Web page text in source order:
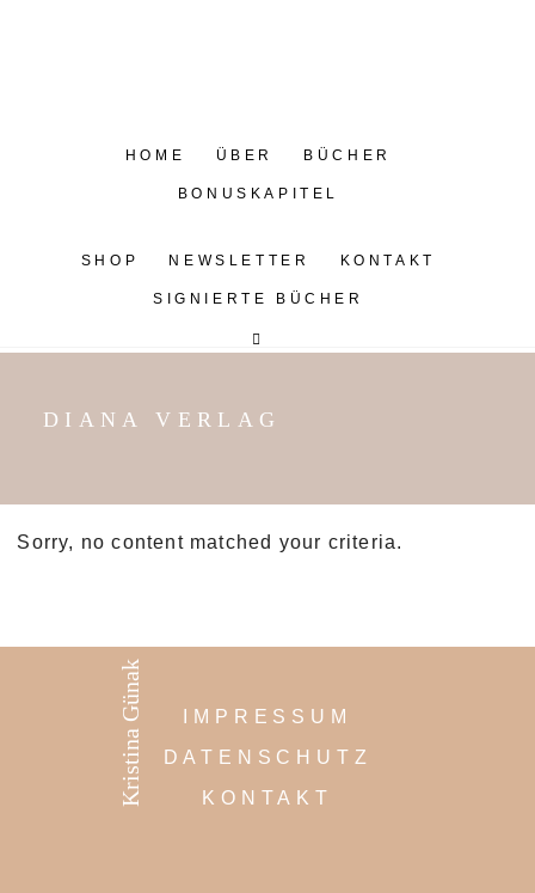
HOME ÜBER BÜCHER
BONUSKAPITEL
SHOP NEWSLETTER KONTAKT
SIGNIERTE BÜCHER
DIANA VERLAG
Sorry, no content matched your criteria.
Kristina Günak
IMPRESSUM
DATENSCHUTZ
KONTAKT